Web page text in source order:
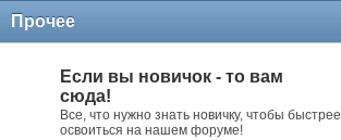
Прочее
Если вы новичок - то вам
сюда!
Все, что нужно знать новичку, чтобы быстрее
освоиться на нашем форуме!